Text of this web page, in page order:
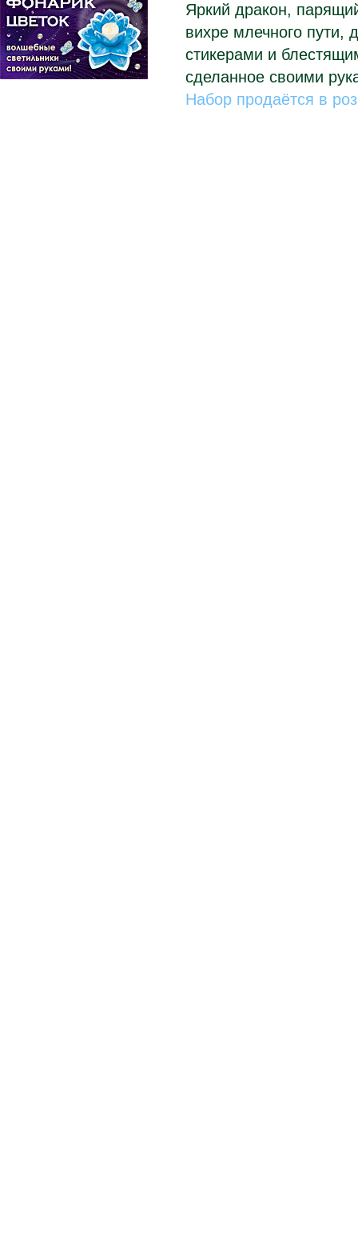
Яркий дракон,
вихре млечного пути,
стикерами и
сделанное своими
Набор продаётся в